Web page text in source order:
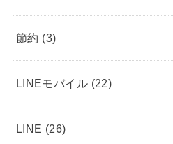
節約 (3)
LINEモバイル (22)
LINE (26)